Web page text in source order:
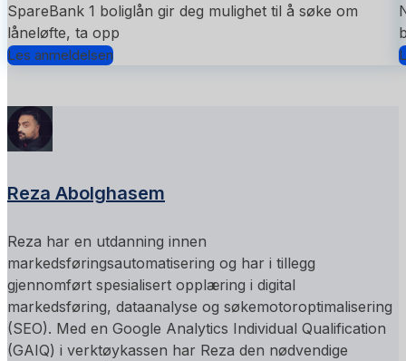
SpareBank 1 boliglån gir deg mulighet til å søke om
låneløfte, ta opp
Les anmeldelsen
Reza Abolghasem
Reza har en utdanning innen
markedsføringsautomatisering og har i tillegg
gjennomført spesialisert opplæring i digital
markedsføring, dataanalyse og søkemotoroptimalisering
(SEO). Med en Google Analytics Individual Qualification
(GAIQ) i verktøykassen har Reza den nødvendige